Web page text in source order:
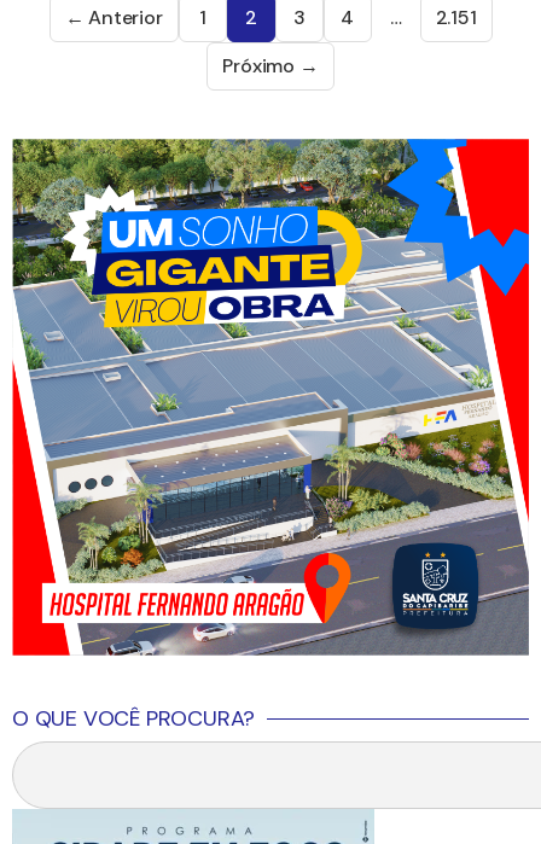
← Anterior 1 2 3 4 …
2.151
Próximo →
O QUE VOCÊ PROCURA?